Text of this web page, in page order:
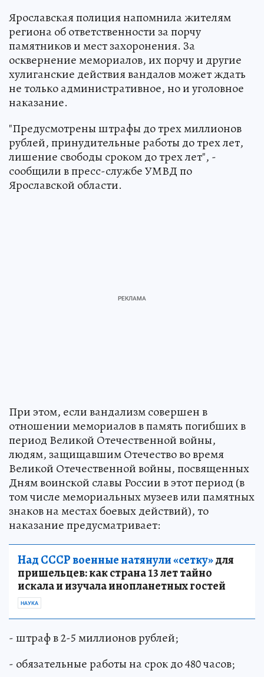
Ярославская полиция напомнила жителям
региона об ответственности за порчу
памятников и мест захоронения. За
осквернение мемориалов, их порчу и другие
хулиганские действия вандалов может ждать
не только административное, но и уголовное
наказание.
"Предусмотрены штрафы до трех миллионов
рублей, принудительные работы до трех лет,
лишение свободы сроком до трех лет", -
сообщили в пресс-службе УМВД по
Ярославской области.
При этом, если вандализм совершен в
отношении мемориалов в память погибших в
период Великой Отечественной войны,
людям, защищавшим Отечество во время
Великой Отечественной войны, посвященных
Дням воинской славы России в этот период (в
том числе мемориальных музеев или памятных
знаков на местах боевых действий), то
наказание предусматривает:
Над СССР военные натянули «сетку»для
пришельцев: как страна 13 лет тайно
искала и изучала инопланетных гостей
НАУКА
- штраф в 2-5 миллионов рублей;
- обязательные работы на срок до 480 часов;